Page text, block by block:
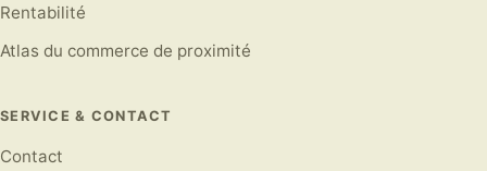
Rentabilité
Atlas du commerce de proximité
SERVICE & CONTACT
Contact